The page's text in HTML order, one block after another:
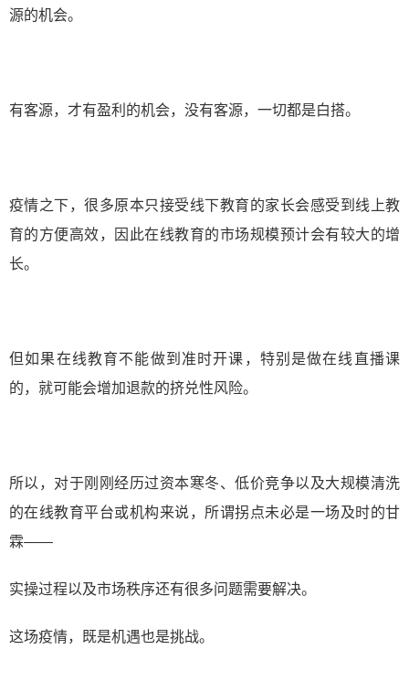
源的机会。
有客源，才有盈利的机会，没有客源，一切都是白搭。
疫情之下，很多原本只接受线下教育的家长会感受到线上教
育的方便高效，因此在线教育的市场规模预计会有较大的增
长。
但如果在线教育不能做到准时开课，特别是做在线直播课
的，就可能会增加退款的挤兑性风险。
所以，对于刚刚经历过资本寒冬、低价竞争以及大规模清洗
的在线教育平台或机构来说，所谓拐点未必是一场及时的甘
霖——
实操过程以及市场秩序还有很多问题需要解决。
这场疫情，既是机遇也是挑战。